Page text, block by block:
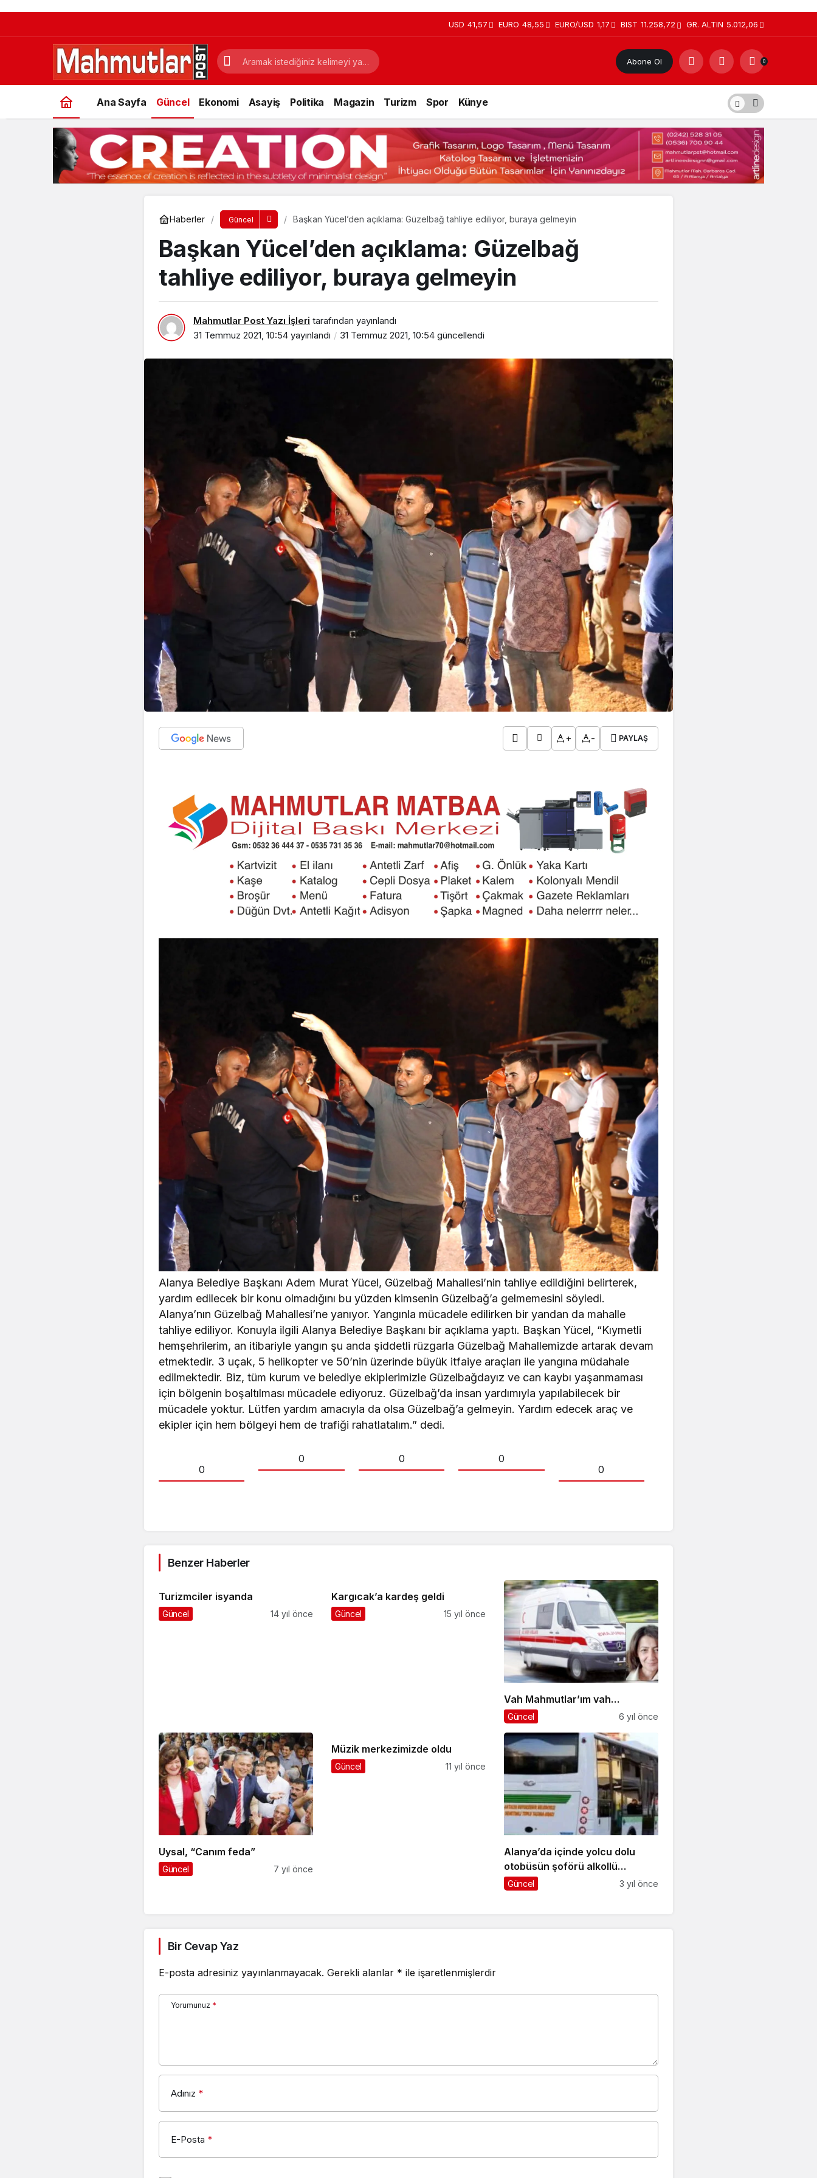
USD 41,57 EURO 48,55 EURO/USD 1,17 BIST 11.258,72 GR. ALTIN 5.012,06
Abone Ol 0
Ana Sayfa Güncel Ekonomi Asayiş Politika Magazin Turizm Spor Künye
Haberler Güncel Başkan Yücel’den açıklama: Güzelbağ tahliye ediliyor, buraya gelmeyin
Başkan Yücel’den açıklama: Güzelbağ
tahliye ediliyor, buraya gelmeyin
Mahmutlar Post Yazı İşleri tarafından yayınlandı
31 Temmuz 2021, 10:54 yayınlandı 31 Temmuz 2021, 10:54 güncellendi
+ - PAYLAŞ
Alanya Belediye Başkanı Adem Murat Yücel, Güzelbağ Mahallesi’nin tahliye edildiğini belirterek,
yardım edilecek bir konu olmadığını bu yüzden kimsenin Güzelbağ’a gelmemesini söyledi.
Alanya’nın Güzelbağ Mahallesi’ne yanıyor. Yangınla mücadele edilirken bir yandan da mahalle
tahliye ediliyor. Konuyla ilgili Alanya Belediye Başkanı bir açıklama yaptı. Başkan Yücel, “Kıymetli
hemşehrilerim, an itibariyle yangın şu anda şiddetli rüzgarla Güzelbağ Mahallemizde artarak devam
etmektedir. 3 uçak, 5 helikopter ve 50’nin üzerinde büyük itfaiye araçları ile yangına müdahale
edilmektedir. Biz, tüm kurum ve belediye ekiplerimizle Güzelbağdayız ve can kaybı yaşanmaması
için bölgenin boşaltılması mücadele ediyoruz. Güzelbağ’da insan yardımıyla yapılabilecek bir
mücadele yoktur. Lütfen yardım amacıyla da olsa Güzelbağ’a gelmeyin. Yardım edecek araç ve
ekipler için hem bölgeyi hem de trafiği rahatlatalım.” dedi.
0
0
0
0
0
Benzer Haberler
Turizmciler isyanda
Güncel 14 yıl önce
Kargıcak’a kardeş geldi
Güncel 15 yıl önce
Vah Mahmutlar’ım vah…
Güncel 6 yıl önce
Uysal, “Canım feda”
Güncel 7 yıl önce
Müzik merkezimizde oldu
Güncel 11 yıl önce
Alanya’da içinde yolcu dolu
otobüsün şoförü alkollü
yakalandı
Güncel 3 yıl önce
Bir Cevap Yaz
E-posta adresiniz yayınlanmayacak. Gerekli alanlar * ile işaretlenmişlerdir
Yorumunuz *
Adınız *
E-Posta *